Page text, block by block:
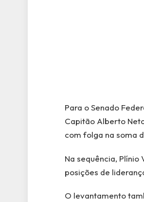
Para o Senado
Capitão Alberto
com folga na soma
Na sequência,
posições de
O levantamento